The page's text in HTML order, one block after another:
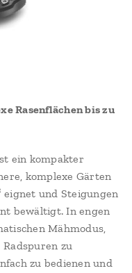
Rasenflächen bis zu
ein kompakter
komplexe Gärten
eignet und Steigungen
bewältigt. In engen
Mähmodus,
zu
zu bedienen und